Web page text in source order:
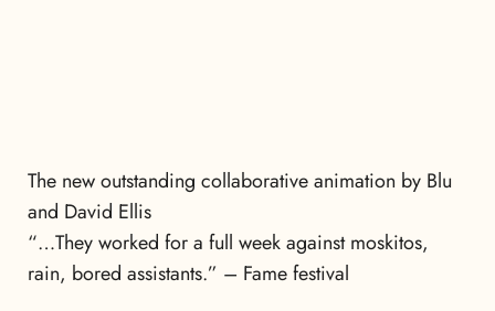
The new outstanding collaborative animation by Blu
and David Ellis
“…They worked for a full week against moskitos,
rain, bored assistants.” – Fame festival